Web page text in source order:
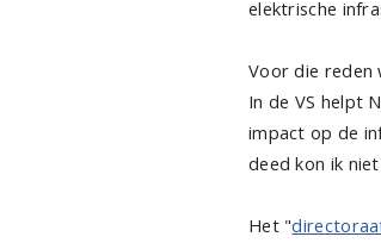
elektrische
Voor die reden
In de VS helpt
impact op de
deed kon ik
Het "